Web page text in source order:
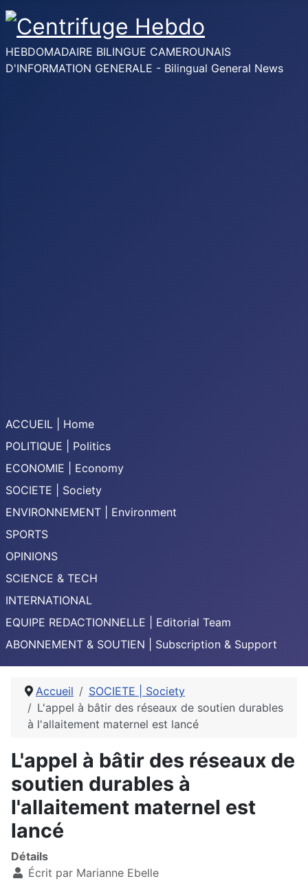
HEBDOMADAIRE BILINGUE CAMEROUNAIS
D'INFORMATION GENERALE - Bilingual General News
ACCUEIL | Home
POLITIQUE | Politics
ECONOMIE | Economy
SOCIETE | Society
ENVIRONNEMENT | Environment
SPORTS
OPINIONS
SCIENCE & TECH
INTERNATIONAL
EQUIPE REDACTIONNELLE | Editorial Team
ABONNEMENT & SOUTIEN | Subscription & Support
Accueil
SOCIETE | Society
L'appel à bâtir des réseaux de soutien durables
à l'allaitement maternel est lancé
L'appel à bâtir des réseaux de
soutien durables à
l'allaitement maternel est
lancé
Détails
Écrit par Marianne Ebelle